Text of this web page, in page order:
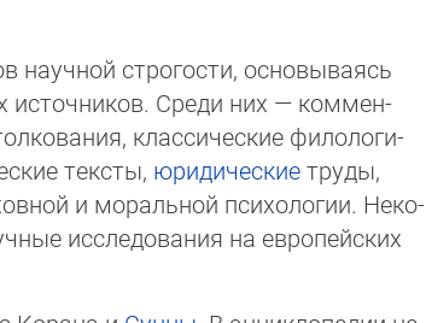
научной стро­гос­ти, основываясь
ис­точ­ни­ков. Среди них — ком­мен­
классические филоло­ги­
тек­сты, юридическиетруды,
и мо­раль­ной психологии. Не­ко­
ис­следования на европей­ских